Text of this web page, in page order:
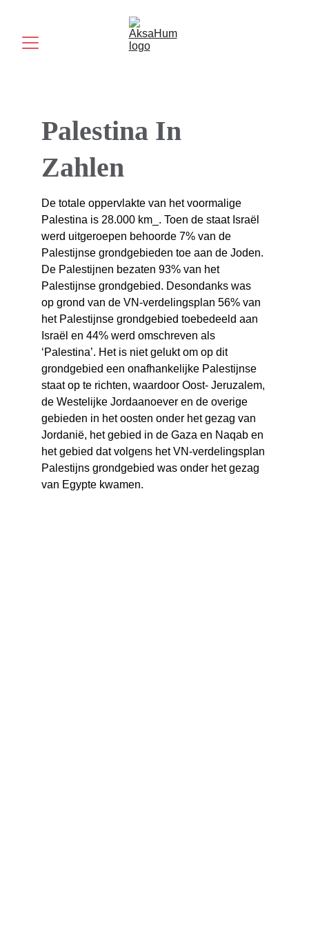
Palestina In
Zahlen
De totale oppervlakte van het voormalige
Palestina is 28.000 km_. Toen de staat Israël
werd uitgeroepen behoorde 7% van de
Palestijnse grondgebieden toe aan de Joden.
De Palestijnen bezaten 93% van het
Palestijnse grondgebied. Desondanks was
op grond van de VN-verdelingsplan 56% van
het Palestijnse grondgebied toebedeeld aan
Israël en 44% werd omschreven als
‘Palestina’. Het is niet gelukt om op dit
grondgebied een onafhankelijke Palestijnse
staat op te richten, waardoor Oost- Jeruzalem,
de Westelijke Jordaanoever en de overige
gebieden in het oosten onder het gezag van
Jordanië, het gebied in de Gaza en Naqab en
het gebied dat volgens het VN-verdelingsplan
Palestijns grondgebied was onder het gezag
van Egypte kwamen.